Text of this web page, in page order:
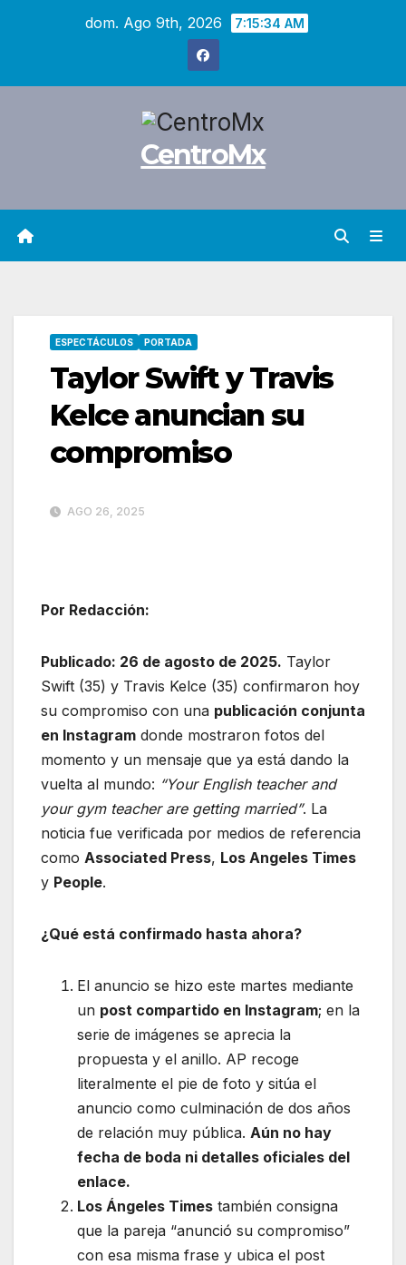
dom. Ago 9th, 2026 7:15:35 AM
CentroMx
ESPECTÁCULOS PORTADA
Taylor Swift y Travis
Kelce anuncian su
compromiso
AGO 26, 2025
Por Redacción:
Publicado: 26 de agosto de 2025. Taylor
Swift (35) y Travis Kelce (35) confirmaron hoy
su compromiso con una publicación conjunta
en Instagram donde mostraron fotos del
momento y un mensaje que ya está dando la
vuelta al mundo: “Your English teacher and
your gym teacher are getting married”. La
noticia fue verificada por medios de referencia
como Associated Press, Los Angeles Times
y People.
¿Qué está confirmado hasta ahora?
El anuncio se hizo este martes mediante
un post compartido en Instagram; en la
serie de imágenes se aprecia la
propuesta y el anillo. AP recoge
literalmente el pie de foto y sitúa el
anuncio como culminación de dos años
de relación muy pública. Aún no hay
fecha de boda ni detalles oficiales del
enlace.
Los Ángeles Times también consigna
que la pareja “anunció su compromiso”
con esa misma frase y ubica el post